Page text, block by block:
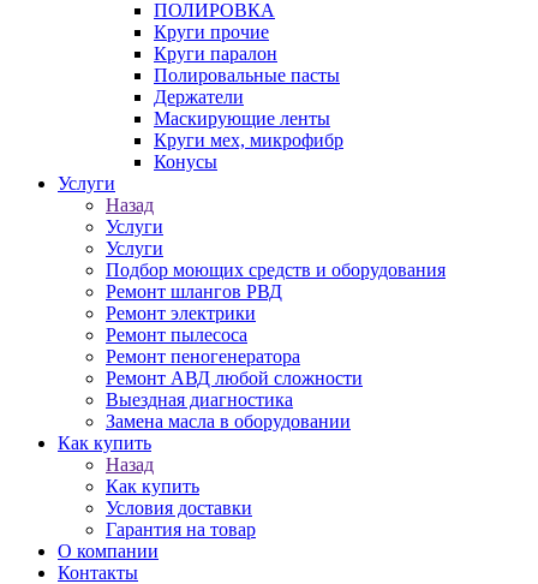
ПОЛИРОВКА
Круги прочие
Круги паралон
Полировальные пасты
Держатели
Маскирующие ленты
Круги мех, микрофибр
Конусы
Услуги
Назад
Услуги
Услуги
Подбор моющих средств и оборудования
Ремонт шлангов РВД
Ремонт электрики
Ремонт пылесоса
Ремонт пеногенератора
Ремонт АВД любой сложности
Выездная диагностика
Замена масла в оборудовании
Как купить
Назад
Как купить
Условия доставки
Гарантия на товар
О компании
Контакты